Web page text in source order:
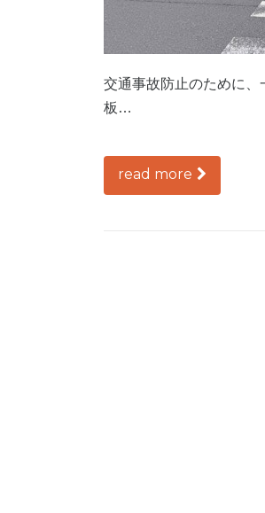
交通事故防止のため
板…
read more